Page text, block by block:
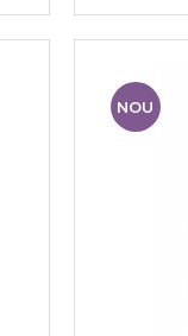
NOU